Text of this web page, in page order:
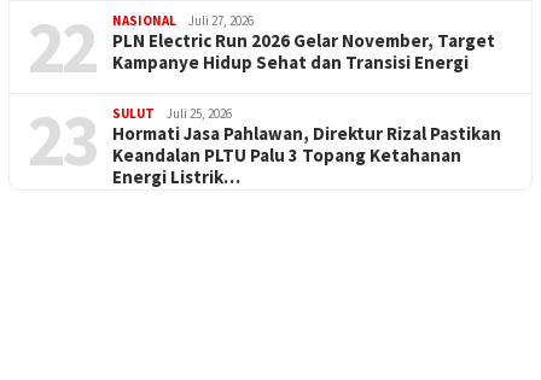
22 NASIONAL Juli 27, 2026
PLN Electric Run 2026 Gelar November, Target
Kampanye Hidup Sehat dan Transisi Energi
23 SULUT Juli 25, 2026
Hormati Jasa Pahlawan, Direktur Rizal Pastikan
Keandalan PLTU Palu 3 Topang Ketahanan
Energi Listrik…